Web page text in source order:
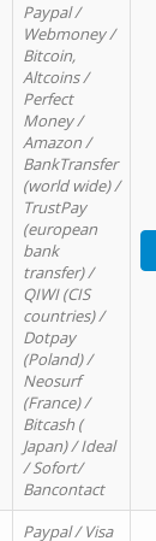
Paypal /
Webmoney /
Bitcoin,
Altcoins /
Perfect
Money /
Amazon /
BankTransfer
(world wide) /
TrustPay
(european
bank
transfer) /
QIWI (CIS
countries) /
Dotpay
(Poland) /
Neosurf
(France) /
Bitcash (
Japan) / Ideal
/ Sofort/
Bancontact
Paypal / Visa